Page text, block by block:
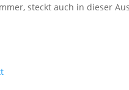
steckt auch in dieser